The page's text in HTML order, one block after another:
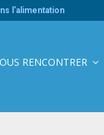
l’alimentation
RENCONTRER